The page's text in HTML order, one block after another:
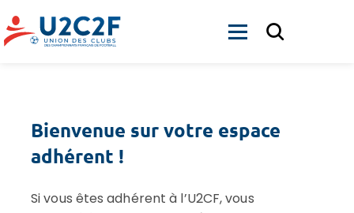
ACCUEIL
PARTENAIRES
ACTUALITÉS
CONTACT
Bienvenue sur votre espace
adhérent !
Si vous êtes adhérent à l’U2CF, vous